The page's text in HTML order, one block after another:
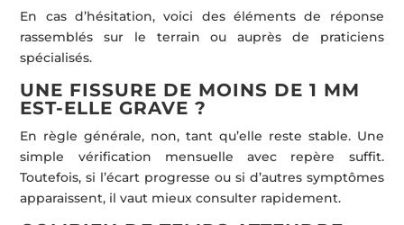
En cas d’hésitation, voici des éléments de réponse
rassemblés sur le terrain ou auprès de praticiens
spécialisés.
UNE FISSURE DE MOINS DE 1 MM
EST-ELLE GRAVE ?
En règle générale, non, tant qu’elle reste stable. Une
simple vérification mensuelle avec repère suffit.
Toutefois, si l’écart progresse ou si d’autres symptômes
apparaissent, il vaut mieux consulter rapidement.